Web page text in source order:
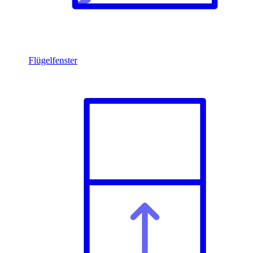
Flügelfenster